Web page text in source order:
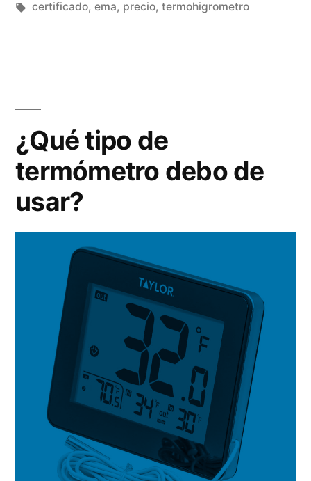
en
Etiquetas:
certificado, ema, precio, termohigrometro
¿Qué tipo de
termómetro debo de
usar?